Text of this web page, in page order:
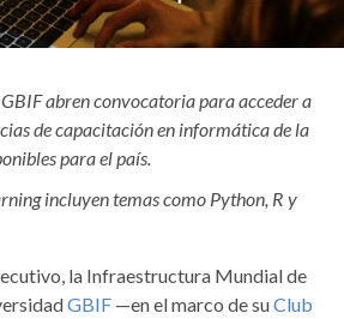
abren convocatoria para acceder a
de capacitación en informática de la
para el país.
incluyen temas como Python, R y
la Infraestructura Mundial de
GBIF —en el marco de suClub